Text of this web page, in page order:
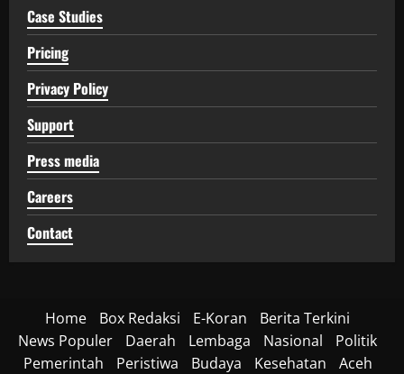
Case Studies
Pricing
Privacy Policy
Support
Press media
Careers
Contact
Home Box Redaksi E-Koran
Berita Terkini
News Populer
Daerah Lembaga Nasional
Politik
Pemerintah
Peristiwa Budaya Kesehatan
Aceh